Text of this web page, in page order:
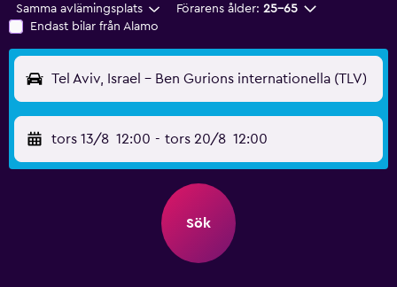
Samma avlämingsplats Förarens ålder: 25-65
Endast bilar från Alamo
Tel Aviv, Israel - Ben Gurions internationella (TLV)
tors 13/8 12:00 - tors 20/8 12:00
Sök